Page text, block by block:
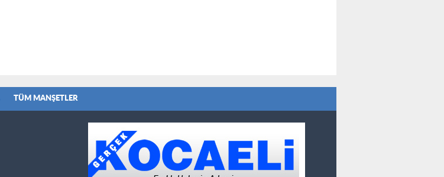
TÜM MANŞETLER